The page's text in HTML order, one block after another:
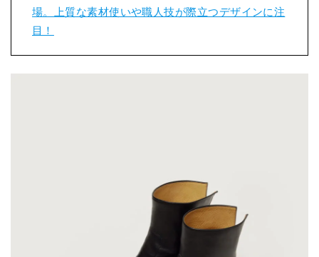
場。上質な素材使いや職人技が際立つデザインに注
目！